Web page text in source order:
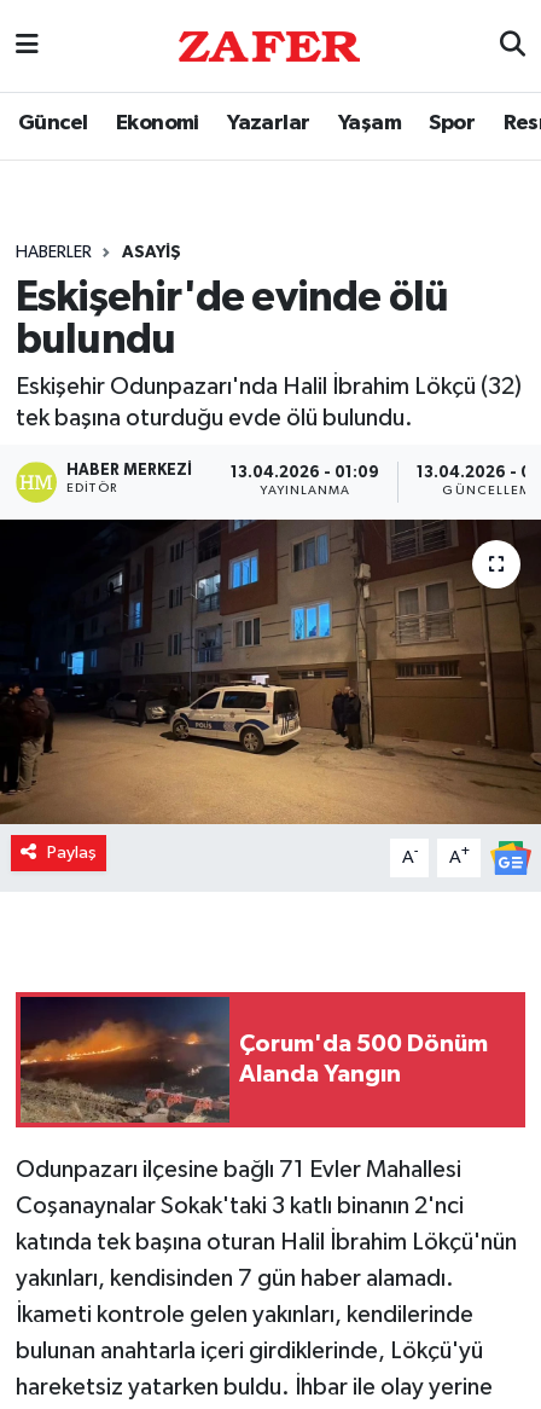
Güncel Ekonomi Yazarlar Yaşam Spor
HABERLER ASAYIŞ
Eskişehir'de evinde ölü
bulundu
Eskişehir Odunpazarı'nda Halil İbrahim Lökçü (32)
tek başına oturduğu evde ölü bulundu.
HABER MERKEZI
EDITÖR
13.04.2026 - 01:09
YAYINLANMA
13.04.2026 -
GÜNCELLEME
Paylaş A- A+
Çorum'da 500 Dönüm
Alanda Yangın
Odunpazarı ilçesine bağlı 71 Evler Mahallesi
Coşanaynalar Sokak'taki 3 katlı binanın 2'nci
katında tek başına oturan Halil İbrahim Lökçü'nün
yakınları, kendisinden 7 gün haber alamadı.
İkameti kontrole gelen yakınları, kendilerinde
bulunan anahtarla içeri girdiklerinde, Lökçü'yü
hareketsiz yatarken buldu. İhbar ile olay yerine